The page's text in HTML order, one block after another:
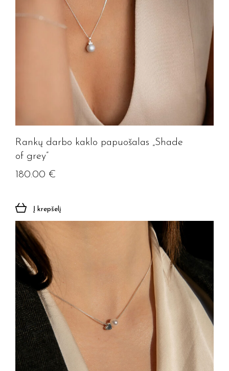
Rankų darbo kaklo papuošalas „Shade
of grey”
180.00 €
Į krepšelį